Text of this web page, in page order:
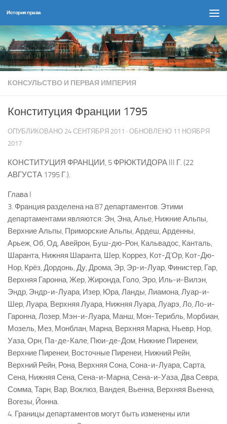
Перейти к содержимому
История права
КОНСУЛЬСТВО И ПЕРВАЯ ИМПЕРИЯ
Конституция Франции 1795
ОПУБЛИКОВАНО 24 СЕНТЯБРЯ 2011 · ОБНОВЛЕНО 11 НОЯБРЯ
2017
КОНСТИТУЦИЯ ФРАНЦИИ, 5 ФРЮКТИДОРА III Г. (22
АВГУСТА 1795 Г.).
Глава I
3. Франция разделена на 87 департаментов. Этими
департаментами являются: Эн, Эна, Алье, Нижние Альпы,
Верхние Альпы, Приморские Альпы, Ардеш, Арденны,
Арьеж, Об, Од, Авейрон, Буш-дю-Рон, Кальвадос, Канталь,
Шаранта, Нижняя Шаранта, Шер, Коррез, Кот-Д’Ор, Кот-Дю-
Нор, Крёз, Дордонь, Ду, Дрома, Эр, Эр-и-Луар, Финистер, Гар,
Верхняя Гаронна, Жер, Жиронда, Голо, Эро, Иль-и-Вилэн,
Эндр, Эндр-и-Луара, Изер, Юра, Ланды, Лиамона, Луар-и-
Шер, Луара, Верхняя Луара, Нижняя Луара, Луарэ, Ло, Ло-и-
Гаронна, Лозер, Мэн-и-Луара, Манш, Мон-Терибль, Морбиан,
Мозель, Мез, Монблан, Марна, Верхняя Марна, Ньевр, Нор,
Уаза, Орн, Па-де-Кале, Пюи-де-Дом, Нижние Пиренеи,
Верхние Пиренеи, Восточные Пиренеи, Нижний Рейн,
Верхний Рейн, Рона, Верхняя Сона, Сона-и-Луара, Сарта,
Сена, Нижняя Сена, Сена-и-Марна, Сена-и-Уаза, Два Севра,
Сомма, Тарн, Вар, Воклюз, Вандея, Вьенна, Верхняя Вьенна,
Вогезы, Йонна.
4. Границы департаментов могут быть изменены или